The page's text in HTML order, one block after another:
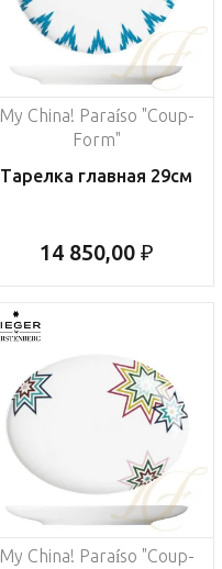
My China! Paraíso "Coup-
Form"
Тарелка главная 29см
14 850,00 ₽
My China! Paraíso "Coup-